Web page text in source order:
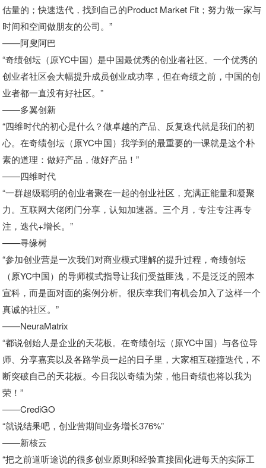
估量的；快速迭代，找到自己的Product Market Fit；努力做一家与
时间和空间做朋友的公司。”
——阿叟阿巴
“奇绩创坛（原YC中国）是中国最优秀的创业者社区。一个优秀的
创业者社区会大幅提升成员创业成功率，但在奇绩之前，中国的创
业者都一直没有好社区。”
——多翼创新
“四维时代的初心是什么？做卓越的产品、反复迭代就是我们的初
心。在奇绩创坛（原YC中国）我学到的最重要的一课就是这个朴
素的道理：做好产品，做好产品！”
——四维时代
“一群超级聪明的创业者聚在一起的创业社区，充满正能量和凝聚
力。互联网大佬闭门分享，认知加速器。三个月，专注专注再专
注，迭代+增长。”
——寻缘树
“参加创业营是一次我们对商业模式理解的提升过程，奇绩创坛
（原YC中国）的导师模式指导让我们受益匪浅，不是泛泛的照本
宣科，而是面对面的案例分析。很庆幸我们有机会加入了这样一个
真诚的社区。”
——NeuraMatrix
“都说创始人是企业的天花板。在奇绩创坛（原YC中国）与各位导
师、分享嘉宾以及各路学员一起的日子里，大家相互碰撞迭代，不
断突破自己的天花板。今日我以奇绩为荣，他日奇绩也将以我为
荣！”
——CrediGO
“就说结果吧，创业营期间业务增长376%”
——新核云
“把之前道听途说的很多创业原则和经验直接固化进每天的实际工